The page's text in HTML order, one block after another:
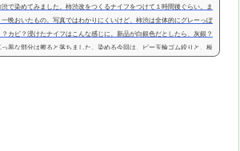
で染めてみました。柿渋改をつくるナイフをつけて１時間後ぐらい。ま
晩おいたもの。写真ではわかりにくいけど、柿渋は全体的にグレーっぽ
カビ？浸けたナイフはこんな感じに。新品が白銀色だとしたら、灰銀？
黒な部分は擦ると落ちました。染める今回は、ビー玉輪ゴム絞りと、板